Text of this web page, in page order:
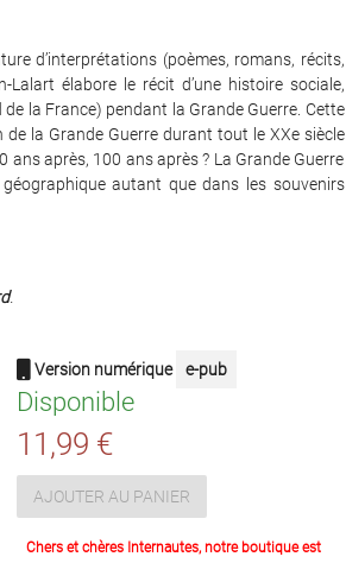
d’interprétations (poèmes, romans, récits,
Lalart élabore le récit d’une histoire sociale,
la France) pendant la Grande Guerre. Cette
de la Grande Guerre durant tout le XXe siècle
ans après, 100 ans après ? La Grande Guerre
autant que dans les souvenirs
.
Version numérique e-pub
Disponible
11,99 €
AJOUTER AU PANIER
Chers et chères Internautes, notre boutique est